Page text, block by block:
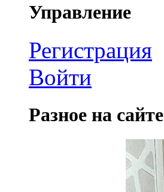
Управление
Регистрация
Войти
Разное на сайте